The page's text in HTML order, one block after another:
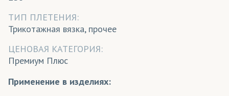
ТИП ПЛЕТЕНИЯ:
Трикотажная вязка, прочее
ЦЕНОВАЯ КАТЕГОРИЯ:
Премиум Плюс
Применение в изделиях: